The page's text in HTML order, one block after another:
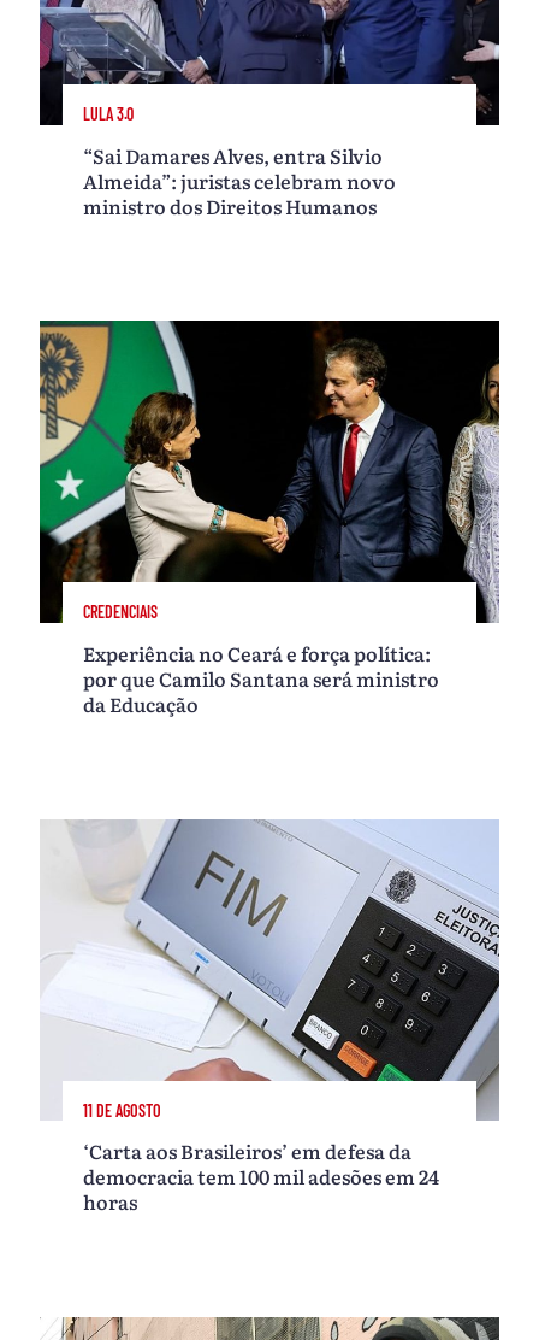
LULA 3.0
“Sai Damares Alves, entra Silvio
Almeida”: juristas celebram novo
ministro dos Direitos Humanos
CREDENCIAIS
Experiência no Ceará e força política:
por que Camilo Santana será ministro
da Educação
11 DE AGOSTO
‘Carta aos Brasileiros’ em defesa da
democracia tem 100 mil adesões em 24
horas